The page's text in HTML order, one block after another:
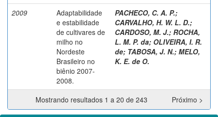
2009
Adaptabilidade
e estabilidade
de cultivares de
milho no
Nordeste
Brasileiro no
biênio 2007-
2008.
PACHECO, C. A. P.;
CARVALHO, H. W. L. D.;
CARDOSO, M. J.; ROCHA,
L. M. P. da; OLIVEIRA, I. R.
de; TABOSA, J. N.; MELO,
K. E. de O.
Mostrando resultados 1 a 20 de 243 Próximo >